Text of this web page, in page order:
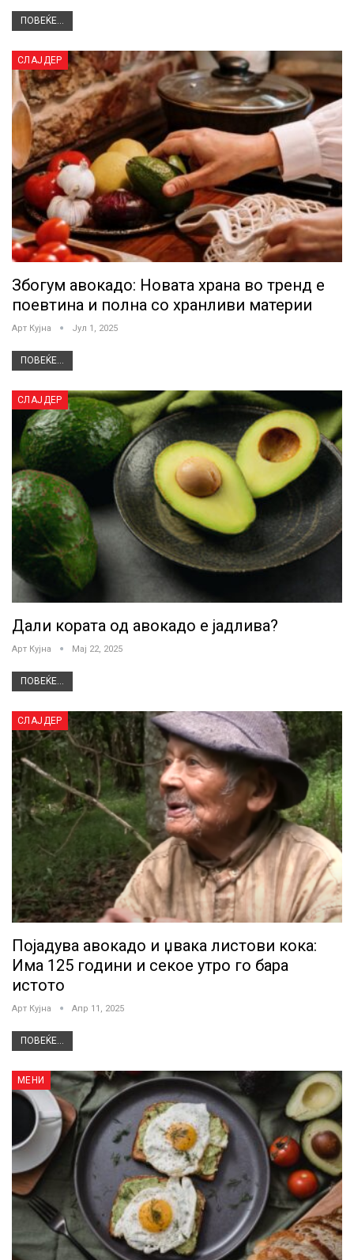
ПОВЕЌЕ...
СЛАЈДЕР
Збогум авокадо: Новата храна во тренд е
поевтина и полна со хранливи материи
Арт Кујна Јул 1, 2025
ПОВЕЌЕ...
СЛАЈДЕР
Дали кората од авокадо е јадлива?
Арт Кујна Мај 22, 2025
ПОВЕЌЕ...
СЛАЈДЕР
Појадува авокадо и џвака листови кока:
Има 125 години и секое утро го бара
истото
Арт Кујна Апр 11, 2025
ПОВЕЌЕ...
МЕНИ